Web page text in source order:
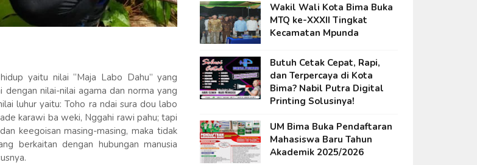
yaitu nilai “Maja Labo Dahu” yang
nilai-nilai agama dan norma yang
luhur yaitu: Toho ra ndai sura dou labo
karawi ba weki, Nggahi rawi pahu; tapi
keegoisan masing-masing, maka tidak
berkaitan dengan hubungan manusia
Wakil Wali Kota Bima Buka
MTQ ke-XXXII Tingkat
Kecamatan Mpunda
Butuh Cetak Cepat, Rapi,
dan Terpercaya di Kota
Bima? Nabil Putra Digital
Printing Solusinya!
UM Bima Buka Pendaftaran
Mahasiswa Baru Tahun
Akademik 2025/2026